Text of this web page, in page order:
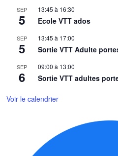
SEP
5
13:45 à 16:30
Ecole VTT ados
SEP
5
13:45 à 17:00
Sortie VTT Adulte
SEP
6
09:00 à 13:00
Sortie VTT adultes
Voir le calendrier